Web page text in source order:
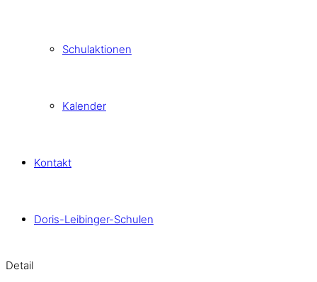
Schulaktionen
Kalender
Kontakt
Doris-Leibinger-Schulen
Detail